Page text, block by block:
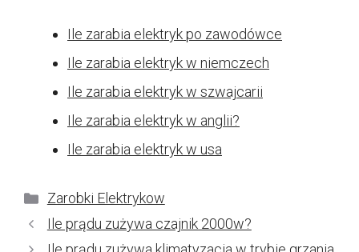
Ile zarabia elektryk po zawodówce
Ile zarabia elektryk w niemczech
Ile zarabia elektryk w szwajcarii
Ile zarabia elektryk w anglii?
Ile zarabia elektryk w usa
Kategorie
Zarobki Elektrykow
Ile prądu zużywa czajnik 2000w?